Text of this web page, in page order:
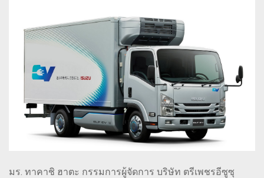
มร. ทาคาชิ ฮาตะ กรรมการผู้จัดการ บริษัท ตรีเพชรอีซูซุ